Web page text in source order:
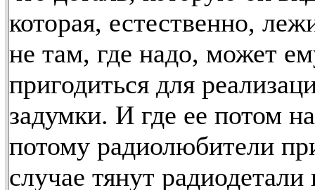
которая, естественно,
не там, где надо, может
пригодиться для
задумки. И где ее потом
потому радиолюбители
случае тянут радиодетали